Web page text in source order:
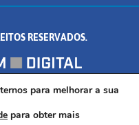
RESERVADOS.
FORMIGA/MG - CEP:
para melhorar a sua
para obter mais